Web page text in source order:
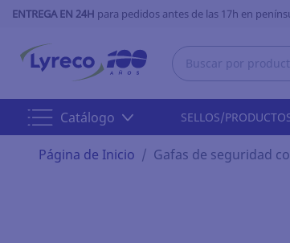
ENTREGA EN 24H para pedidos antes de las 17h en
Catálogo SELLOS/
Página de Inicio Gafas de seguridad